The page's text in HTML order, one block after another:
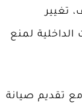
تغيير
الداخلية لمنع
مع تقديم صيانة